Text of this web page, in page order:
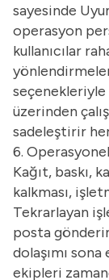
sayesinde
operasyon
kullanıcılar
üzerinden
sadeleştirir
6.
Kağıt, baskı,
kalkması,
Tekrarlayan
posta
dolaşımı
ekipleri